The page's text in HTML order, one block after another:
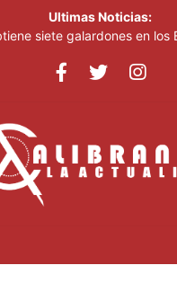
Ultimas Noticias:
siete galardones en los
operan con tres turnos de
de Juan Pablo Duarte
regresa con la tercera
identifica a mujer
encontrarla desorientada